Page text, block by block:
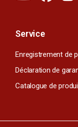
Service
Enregistrement de
Déclaration de
Catalogue de